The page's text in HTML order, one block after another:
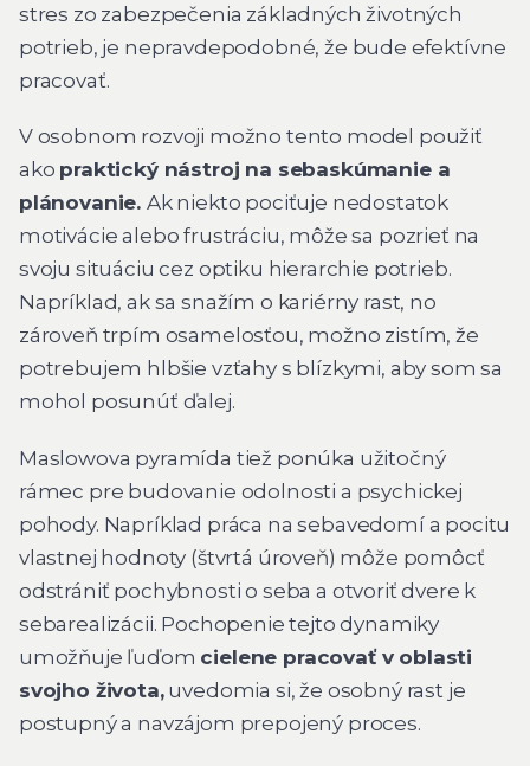
stres zo zabezpečenia základných životných
potrieb, je nepravdepodobné, že bude efektívne
pracovať.
V osobnom rozvoji možno tento model použiť
ako praktický nástroj na sebaskúmanie a
plánovanie. Ak niekto pociťuje nedostatok
motivácie alebo frustráciu, môže sa pozrieť na
svoju situáciu cez optiku hierarchie potrieb.
Napríklad, ak sa snažím o kariérny rast, no
zároveň trpím osamelosťou, možno zistím, že
potrebujem hlbšie vzťahy s blízkymi, aby som sa
mohol posunúť ďalej.
Maslowova pyramída tiež ponúka užitočný
rámec pre budovanie odolnosti a psychickej
pohody. Napríklad práca na sebavedomí a pocitu
vlastnej hodnoty (štvrtá úroveň) môže pomôcť
odstrániť pochybnosti o seba a otvoriť dvere k
sebarealizácii. Pochopenie tejto dynamiky
umožňuje ľuďom cielene pracovať v oblasti
svojho života,uvedomia si, že osobný rast je
postupný a navzájom prepojený proces.